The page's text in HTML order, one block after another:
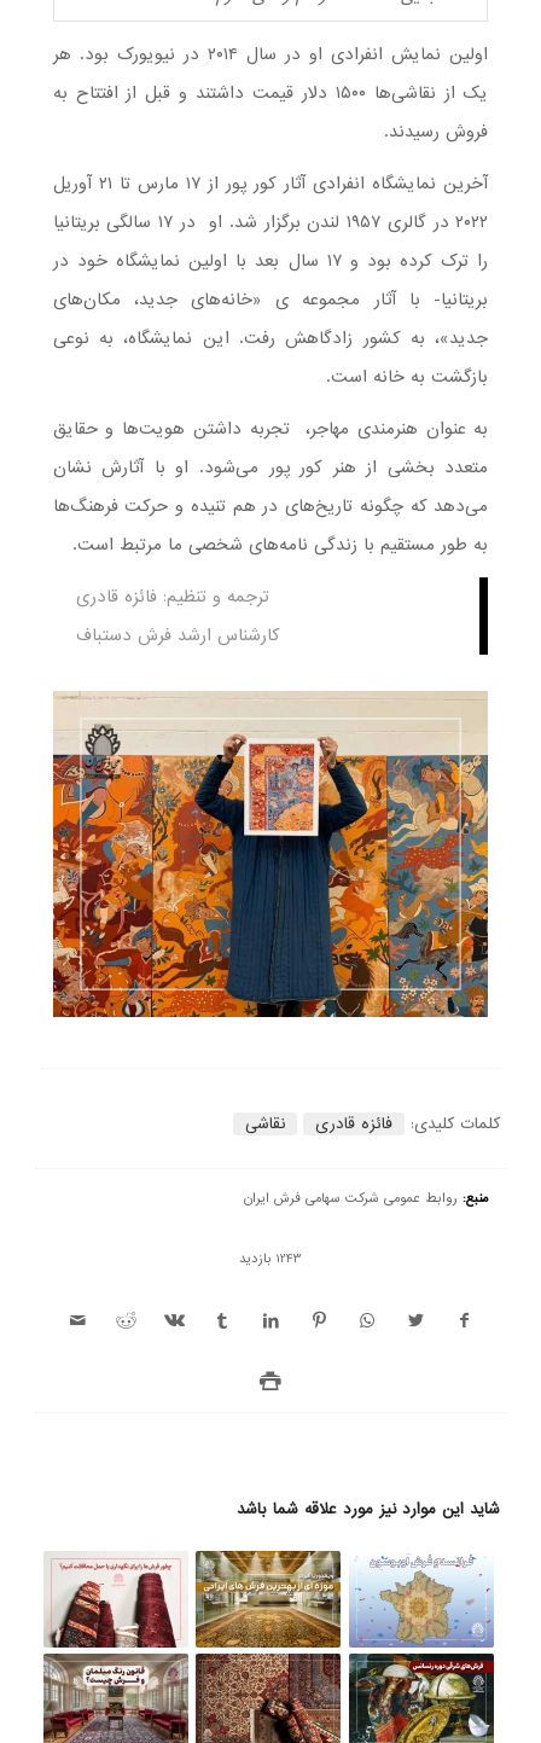
اولین نمایش انفرادی او در سال ۲۰۱۴ در نیویورک بود. هر
یک از نقاشی‌ها ۱۵۰۰ دلار قیمت داشتند و قبل از افتتاح به
فروش رسیدند.
آخرین نمایشگاه انفرادی آثار کور پور از ۱۷ مارس تا ۲۱ آوریل
۲۰۲۲ در گالری ۱۹۵۷ لندن برگزار شد. او در ۱۷ سالگی بریتانیا
را ترک کرده بود و ۱۷ سال بعد با اولین نمایشگاه خود در
بریتانیا- با آثار مجموعه ی «خانه‌های جدید، مکان‌های
جدید»، به کشور زادگاهش رفت. این نمایشگاه، به نوعی
بازگشت به خانه است.
به عنوان هنرمندی مهاجر، تجربه داشتن هویت‌ها و حقایق
متعدد بخشی از هنر کور پور می‌شود. او با آثارش نشان
می‌دهد که چگونه تاریخ‌های در هم تنیده و حرکت فرهنگ‌ها
به طور مستقیم با زندگی نامه‌های شخصی ما مرتبط است.
ترجمه و تنظیم: فائزه قادری
کارشناس ارشد فرش دستباف
کلمات کلیدی: فائزه قادری نقاشی
منبع: روابط عمومی شرکت سهامی فرش ایران
1243 بازدید
شاید این موارد نیز مورد علاقه شما باشد